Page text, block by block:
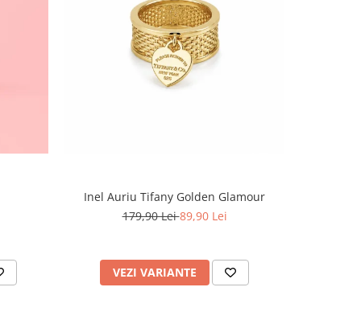
Inel Auriu Tifany Golden Glamour
179,90 Lei89,90 Lei
VEZI VARIANTE